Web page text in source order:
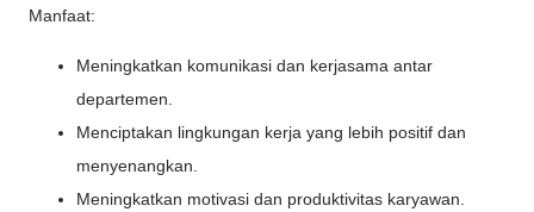
Manfaat:
Meningkatkan komunikasi dan kerjasama antar
departemen.
Menciptakan lingkungan kerja yang lebih positif dan
menyenangkan.
Meningkatkan motivasi dan produktivitas karyawan.